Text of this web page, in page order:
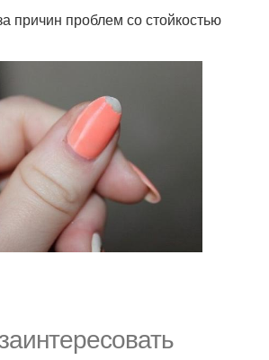
причин проблем со стойкостью